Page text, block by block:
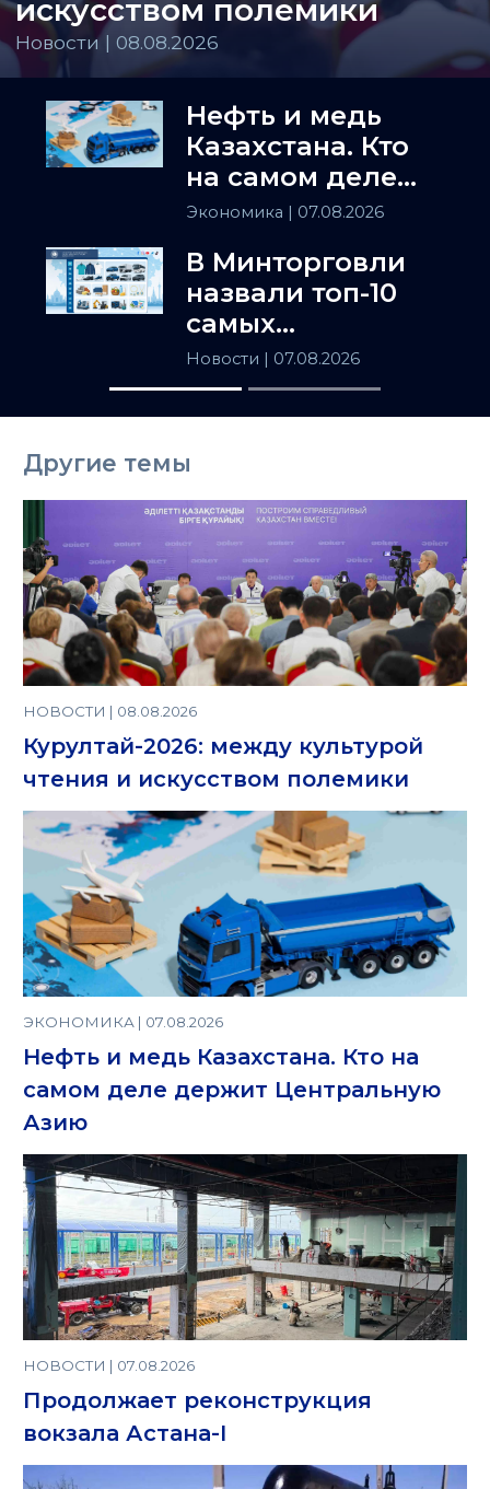
искусством полемики
Новости | 08.08.2026
Нефть и медь
Казахстана. Кто
на самом деле
держит
Азию
Экономика | 07.08.2026
В Минторговли
назвали топ-10
самых
популярных
товаров в
Казахстане
Новости | 07.08.2026
Другие темы
НОВОСТИ | 08.08.2026
Курултай-2026: между культурой
чтения и искусством полемики
ЭКОНОМИКА | 07.08.2026
Нефть и медь Казахстана. Кто на
самом деле держит Центральную
Азию
НОВОСТИ | 07.08.2026
Продолжает реконструкция
вокзала Астана-I